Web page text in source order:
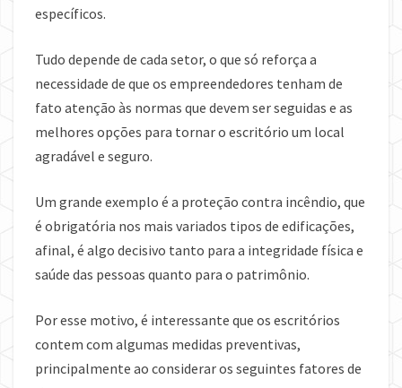
específicos.
Tudo depende de cada setor, o que só reforça a
necessidade de que os empreendedores tenham de
fato atenção às normas que devem ser seguidas e as
melhores opções para tornar o escritório um local
agradável e seguro.
Um grande exemplo é a proteção contra incêndio, que
é obrigatória nos mais variados tipos de edificações,
afinal, é algo decisivo tanto para a integridade física e
saúde das pessoas quanto para o patrimônio.
Por esse motivo, é interessante que os escritórios
contem com algumas medidas preventivas,
principalmente ao considerar os seguintes fatores de